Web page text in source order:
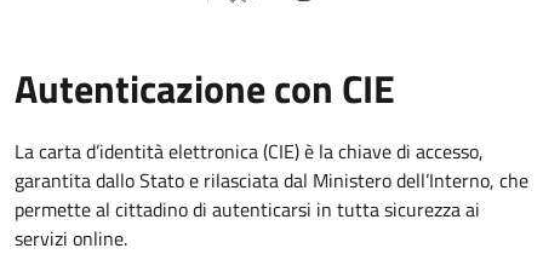
Autenticazione con CIE
La carta d’identità elettronica (CIE) è la chiave di accesso,
garantita dallo Stato e rilasciata dal Ministero dell’Interno, che
permette al cittadino di autenticarsi in tutta sicurezza ai
servizi online.